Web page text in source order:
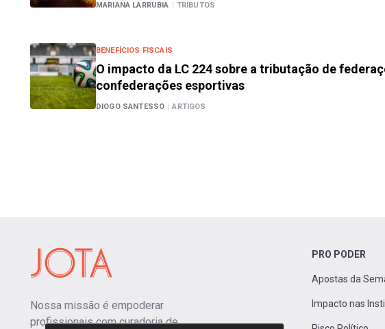
MARIANA LARRUBIA | TRIBUTOS
BENEFÍCIOS FISCAIS
O impacto da LC 224 sobre a tributação de
confederações esportivas
DIOGO SANTESSO | ARTIGOS
Nossa missão é empoderar
profissionais com curadoria de
PRO PODER
Apostas da
Impacto nas